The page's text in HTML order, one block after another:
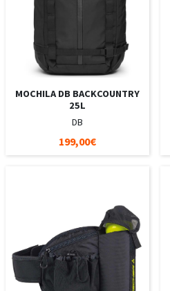
MOCHILA DB BACKCOUNTRY
25L
DB
199,00€